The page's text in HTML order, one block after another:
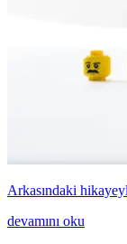
Arkasındaki
devamını oku